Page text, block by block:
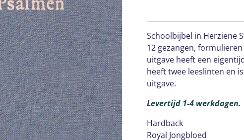
Schoolbijbel in Herziene
12 gezangen,
uitgave heeft een
heeft twee leeslinten en
uitgave.
Levertijd 1-4 werkdagen.
Hardback
Royal Jongbloed